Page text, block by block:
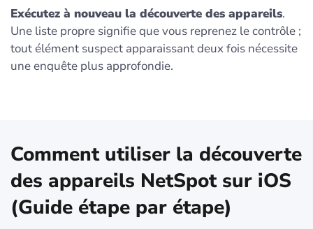
Exécutez à nouveau la découverte des appareils.
Une liste propre signifie que vous reprenez le contrôle ;
tout élément suspect apparaissant deux fois nécessite
une enquête plus approfondie.
Comment utiliser la découverte
des appareils NetSpot sur iOS
(Guide étape par étape)